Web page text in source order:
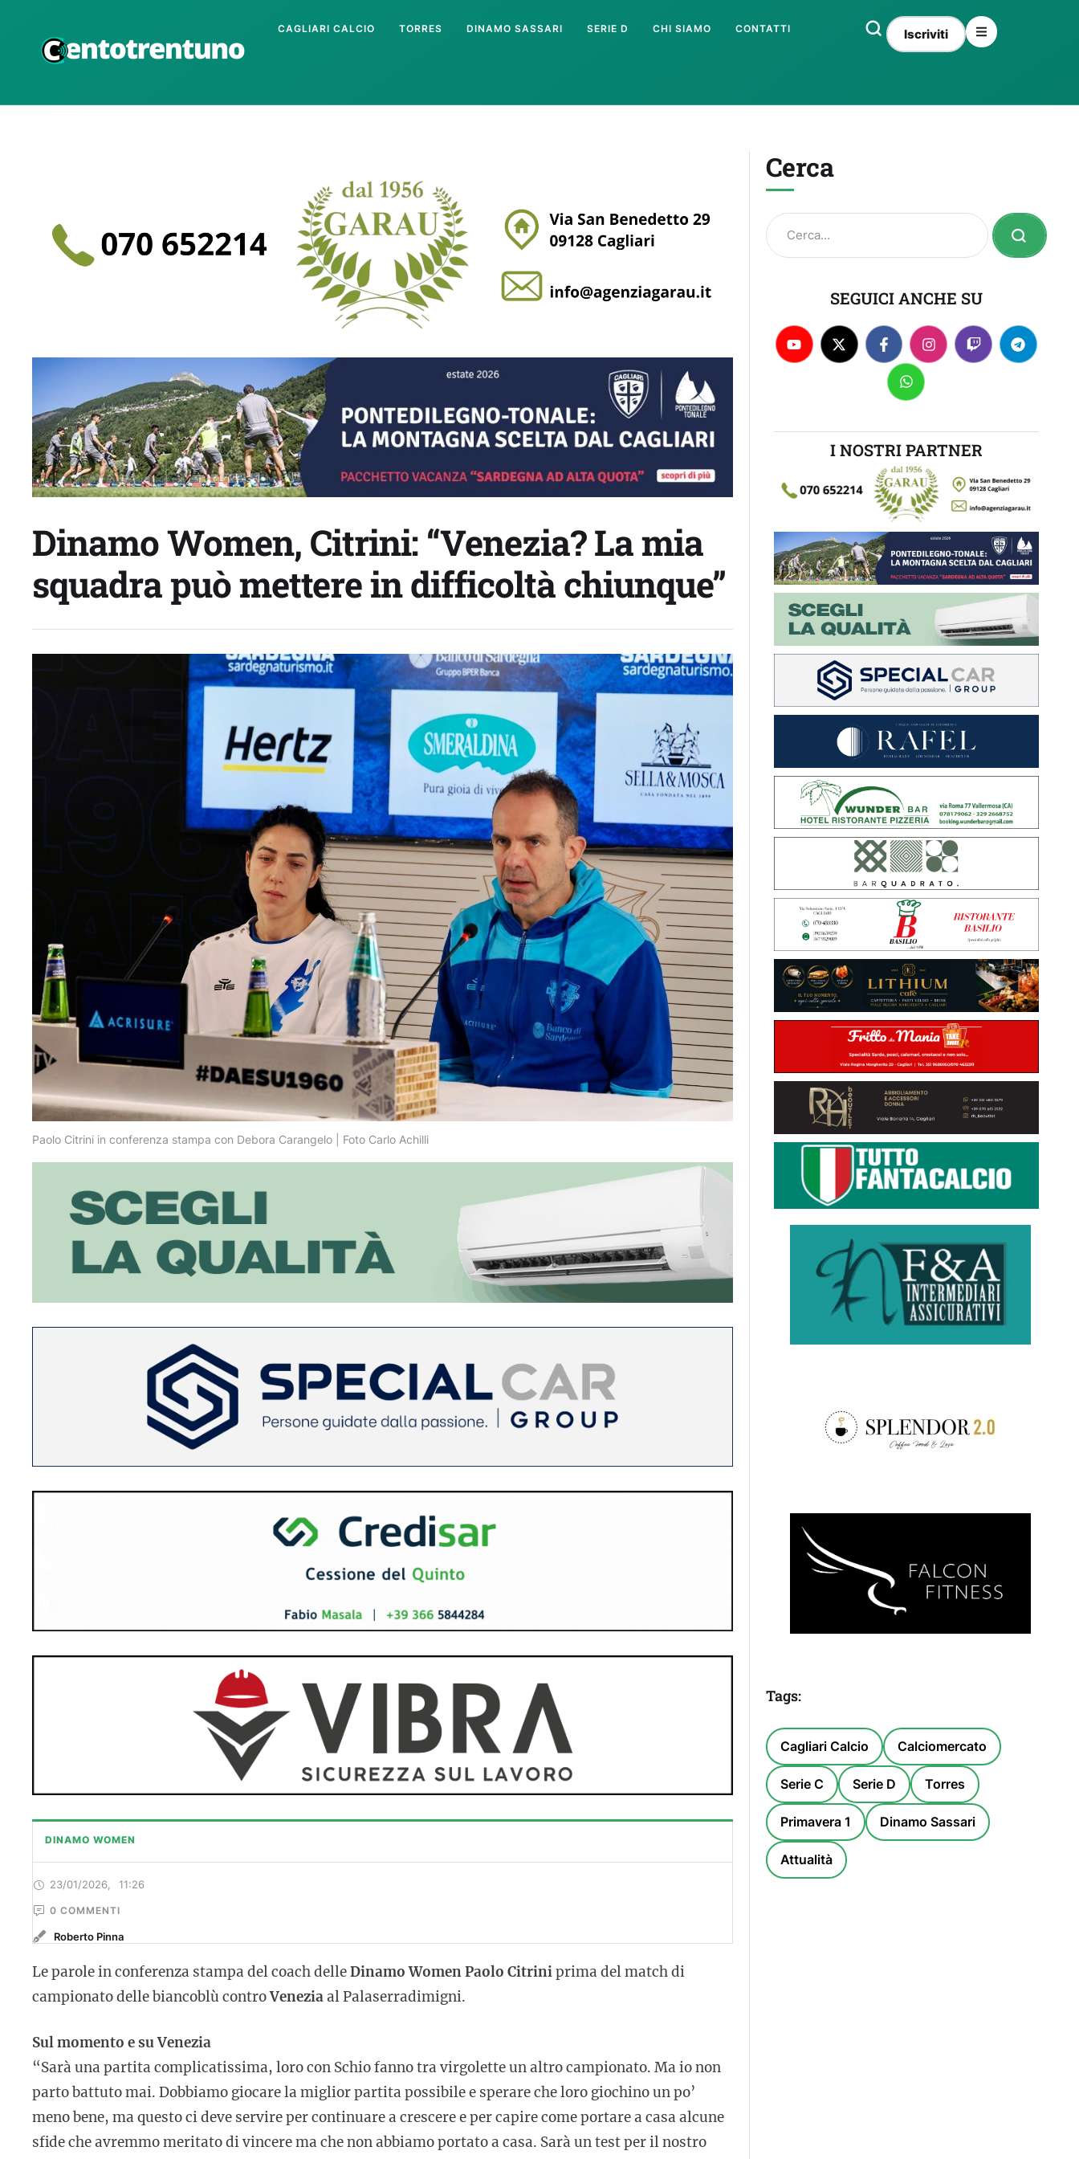
CAGLIARI CALCIO TORRES DINAMO SASSARI SERIE D CHI SIAMO CONTATTI Iscriviti
Dinamo Women, Citrini: “Venezia? La mia
squadra può mettere in difficoltà chiunque”
Paolo Citrini in conferenza stampa con Debora Carangelo | Foto Carlo Achilli
DINAMO WOMEN
23/01/2026, 11:26
0 COMMENTI
Roberto Pinna
Le parole in conferenza stampa del coach delleDinamo Women Paolo Citriniprima del match di
campionato delle biancoblù controVeneziaal Palaserradimigni.
Sul momento e su Venezia
“Sarà una partita complicatissima, loro con Schio fanno tra virgolette un altro campionato. Ma io non
parto battuto mai. Dobbiamo giocare la miglior partita possibile e sperare che loro giochino un po’
meno bene, ma questo ci deve servire per continuare a crescere e per capire come portare a casa alcune
sfide che avremmo meritato di vincere ma che non abbiamo portato a casa. Sarà un test per il nostro
Cerca
SEGUICI ANCHE SU
I NOSTRI PARTNER
Tags:
Cagliari Calcio Calciomercato
Serie C Serie D Torres
Primavera 1 Dinamo Sassari
Attualità